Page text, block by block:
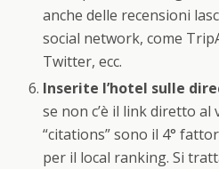
anche delle recensioni
social network, come
Twitter, ecc.
Inserite l’hotel sulle
se non c’è il link diretto al
“citations” sono il 4°
per il local ranking. Si